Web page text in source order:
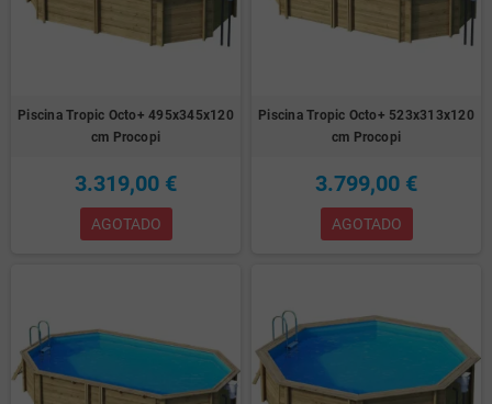
Piscina Tropic Octo+ 495x345x120
cm Procopi
3.319,00 €
AGOTADO
Piscina Tropic Octo+ 523x313x120
cm Procopi
3.799,00 €
AGOTADO